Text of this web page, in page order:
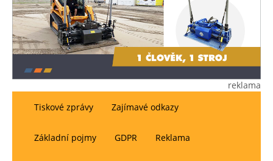
reklama
Tiskové zprávy
Zajímavé odkazy
Základní pojmy GDPR Reklama